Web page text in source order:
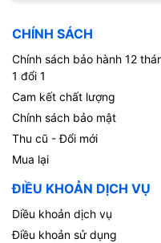
CHÍNH SÁCH
Chính sách bảo hành 12
1 đổi 1
Cam kết chất lượng
Chính sách bảo mật
Thu cũ - Đổi mới
Mua lại
ĐIỀU KHOẢN DỊCH VỤ
Diều khoản dịch vụ
Điều khoản sử dụng